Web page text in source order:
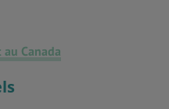
au Canada